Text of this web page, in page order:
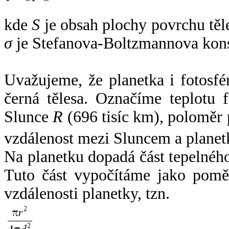
kdeS je obsah plochy povrchu
σje Stefanova-Boltzmannova
Uvažujeme, že planetka i
černá tělesa. Označíme
SlunceR (696 tisíc km),
vzdálenost mezi Sluncem a
Na planetku dopadá část
Tuto část vypočítáme jako
vzdálenosti planetky, tzn.